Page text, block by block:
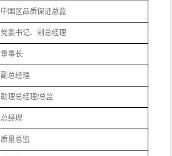
中国区品质保证总监
党委书记、副总经理
董事长
副总经理
助理总经理/总监
总经理
质量总监